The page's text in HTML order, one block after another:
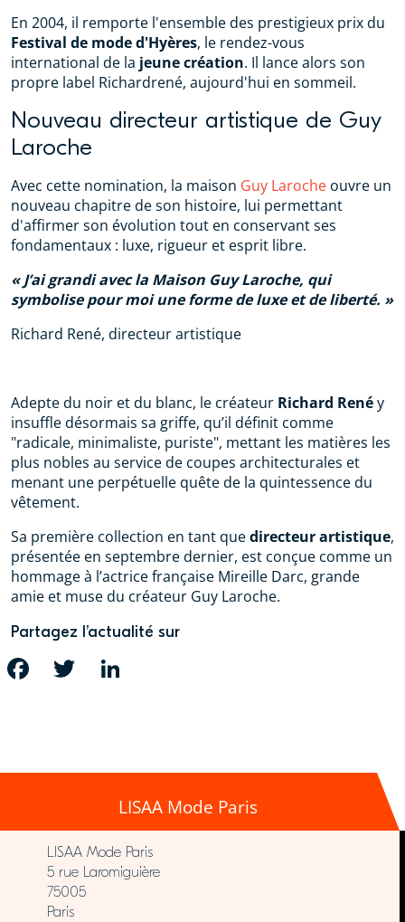
En 2004, il remporte l'ensemble des prestigieux prix du
Festival de mode d'Hyères, le rendez-vous
international de la jeune création. Il lance alors son
propre label Richardrené, aujourd'hui en sommeil.
Nouveau directeur artistique de Guy
Laroche
Avec cette nomination, la maison Guy Laroche ouvre un
nouveau chapitre de son histoire, lui permettant
d'affirmer son évolution tout en conservant ses
fondamentaux : luxe, rigueur et esprit libre.
J’ai grandi avec la Maison Guy Laroche, qui
symbolise pour moi une forme de luxe et de liberté.
Richard René, directeur artistique
Adepte du noir et du blanc, le créateur Richard Renéy
insuffle désormais sa griffe, qu’il définit comme
"radicale, minimaliste, puriste", mettant les matières les
plus nobles au service de coupes architecturales et
menant une perpétuelle quête de la quintessence du
vêtement.
Sa première collection en tant quedirecteur artistique,
présentée en septembre dernier, est conçue comme un
hommage à l’actrice française Mireille Darc, grande
amie et muse du créateur Guy Laroche.
Partagez l’actualité sur
FACEBOOK TWITTER
LISAA Mode Paris
LISAA Mode Paris
5 rue Laromiguière
75005
Paris